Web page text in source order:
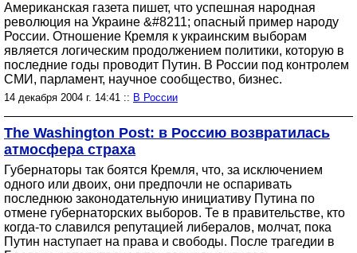
Американская газета пишет, что успешная народная
революция на Украине &#8211; опасный пример народу
России. Отношение Кремля к украинским выборам
является логическим продолжением политики, которую в
последние годы проводит Путин. В России под контролем
СМИ, парламент, научное сообщество, бизнес.
14 декабря 2004 г. 14:41 :: В России
The Washington Post: в Россию возвратилась
атмосфера страха
Губернаторы так боятся Кремля, что, за исключением
одного или двоих, они предпочли не оспаривать
последнюю законодательную инициативу Путина по
отмене губернаторских выборов. Те в правительстве, кто
когда-то славился репутацией либералов, молчат, пока
Путин наступает на права и свободы. После трагедии в